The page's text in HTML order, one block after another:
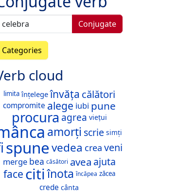
Conjugate
Categories
cloud
limita înțelege învăța călători
compromite alege iubi pune
procura agrea viețui
amorți scrie simți
spunevedea crea veni
merge bea căsători avea ajuta
face citiînota încăpea zăcea
crede cânta